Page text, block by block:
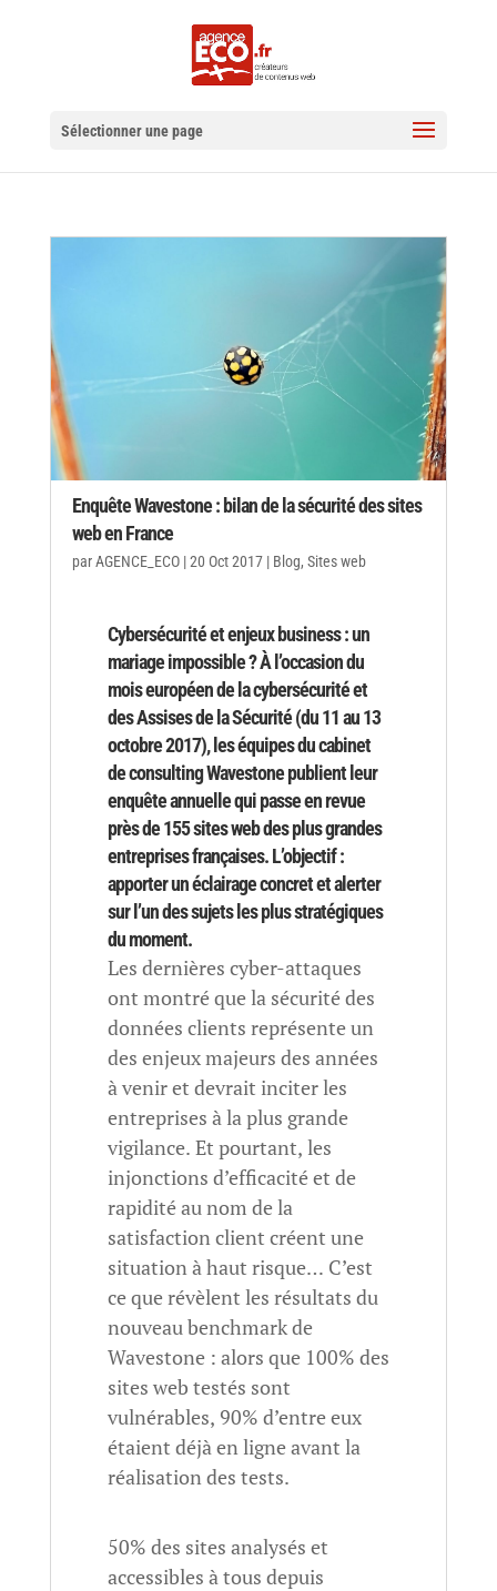
Sélectionner une page
Enquête Wavestone : bilan de la sécurité des sites
web en France
parAGENCE_ECO|20 Oct 2017| Blog, Sites web
Cybersécurité et enjeux business : un
mariage impossible ? À l’occasion du
mois européen de la cybersécurité et
des Assises de la Sécurité (du 11 au 13
octobre 2017), les équipes du cabinet
de consulting Wavestone publient leur
enquête annuelle qui passe en revue
près de 155 sites web des plus grandes
entreprises françaises. L’objectif :
apporter un éclairage concret et alerter
sur l’un des sujets les plus stratégiques
du moment.
Les dernières cyber-attaques
ont montré que la sécurité des
données clients représente un
des enjeux majeurs des années
à venir et devrait inciter les
entreprises à la plus grande
vigilance. Et pourtant, les
injonctions d’efficacité et de
rapidité au nom de la
satisfaction client créent une
situation à haut risque… C’est
ce que révèlent les résultats du
nouveau benchmark de
Wavestone : alors que 100% des
sites web testés sont
vulnérables, 90% d’entre eux
étaient déjà en ligne avant la
réalisation des tests.
50% des sites analysés et
accessibles à tous depuis